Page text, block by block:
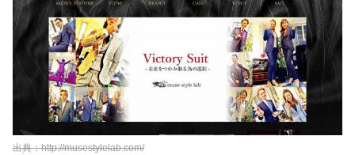
出典：http://musestylelab.com/